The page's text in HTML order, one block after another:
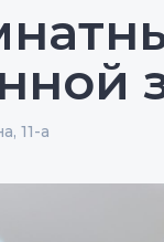
11-а